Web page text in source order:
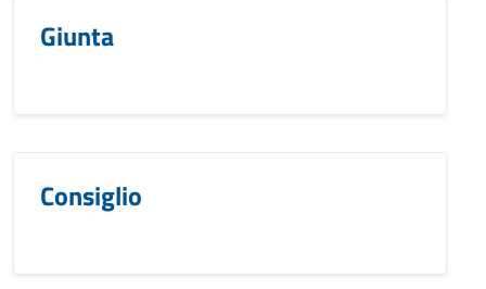
Giunta
Consiglio